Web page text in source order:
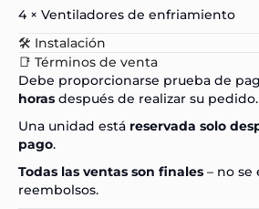
4 × Ventiladores de enfriamiento
🛠️ Instalación
📑 Términos de venta
Debe proporcionarse prueba de
horas después de realizar su pedido.
Una unidad está reservada solo
pago.
Todas las ventas son finales – no se
reembolsos.